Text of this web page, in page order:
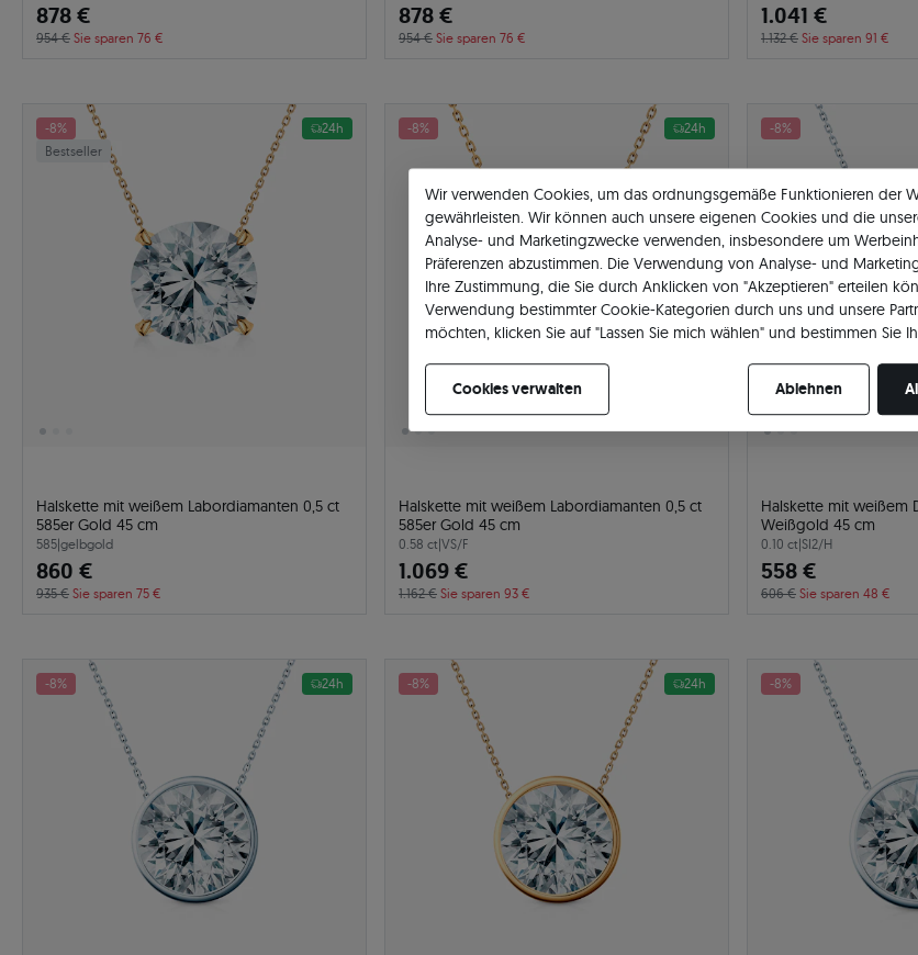
878 €
954 € Sie sparen 76 €
878 €
954 € Sie sparen 76 €
1.041 €
1.132 € Sie sparen 91 €
-8%
Bestseller
24h
Halskette mit weißem Labordiamanten 0,5 ct
585er Gold 45 cm
585|gelbgold
860 €
935 € Sie sparen 75 €
-8% 24h
Halskette mit weißem Labordiamanten 0,5 ct
585er Gold 45 cm
0.58 ct|VS/F
1.069 €
1.162 € Sie sparen 93 €
-8%
Halskette mit weißem
Weißgold 45 cm
0.10 ct|SI2/H
558 €
606 € Sie sparen 48 €
-8% 24h -8% 24h -8%
Wir verwenden Cookies, um das ordnungsgemäße Funktionieren der
gewährleisten. Wir können auch unsere eigenen Cookies und die
Analyse- und Marketingzwecke verwenden, insbesondere um
Präferenzen abzustimmen. Die Verwendung von Analyse- und
Ihre Zustimmung, die Sie durch Anklicken von "Akzeptieren" erteilen
Verwendung bestimmter Cookie-Kategorien durch uns und unsere
möchten, klicken Sie auf "Lassen Sie mich wählen" und bestimmen Sie
Cookies verwalten
Ablehnen